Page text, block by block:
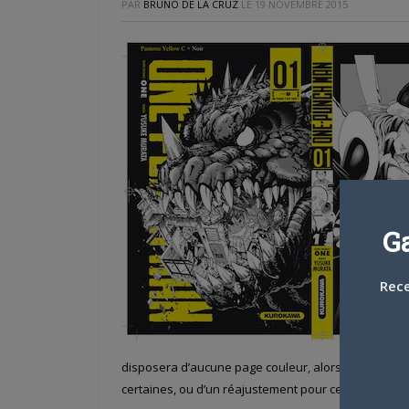
PAR BRUNO DE LA CRUZ LE 19 NOVEMBRE 2015
disposera d’aucune page couleur, alors que les
certaines, ou d’un réajustement pour celles ne